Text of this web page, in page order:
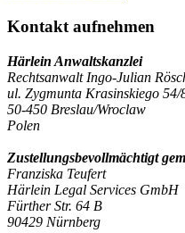
Kontakt aufnehmen
Härlein Anwaltskanzlei
Rechtsanwalt Ingo-Julian
ul. Zygmunta Krasinskiego 54/
50-450 Breslau/Wroclaw
Polen
Zustellungsbevollmächtigt
Franziska Teufert
Härlein Legal Services GmbH
Fürther Str. 64 B
90429 Nürnberg